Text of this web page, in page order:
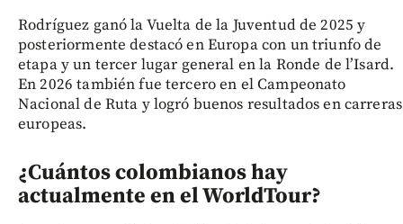
Rodríguez ganó la Vuelta de la Juventud de 2025 y
posteriormente destacó en Europa con un triunfo de
etapa y un tercer lugar general en la Ronde de l’Isard.
En 2026 también fue tercero en el Campeonato
Nacional de Ruta y logró buenos resultados en carreras
europeas.
¿Cuántos colombianos hay
actualmente en el WorldTour?